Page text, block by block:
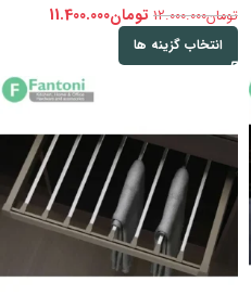
تومان12.000.000 تومان11.400.000
انتخاب گزینه ها